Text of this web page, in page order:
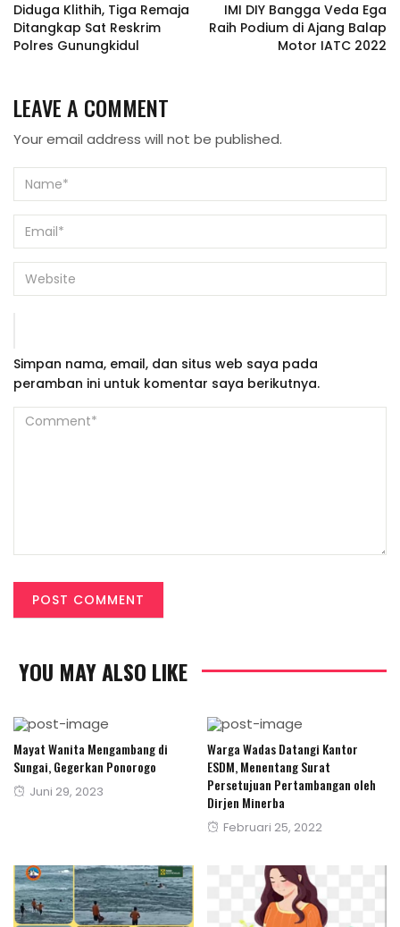
Diduga Klithih, Tiga Remaja
Ditangkap Sat Reskrim
Polres Gunungkidul
IMI DIY Bangga Veda Ega
Raih Podium di Ajang Balap
Motor IATC 2022
LEAVE A COMMENT
Your email address will not be published.
Simpan nama, email, dan situs web saya pada
peramban ini untuk komentar saya berikutnya.
YOU MAY ALSO LIKE
Mayat Wanita Mengambang di
Sungai, Gegerkan Ponorogo
Posted
Juni 29, 2023
Warga Wadas Datangi Kantor
ESDM, Menentang Surat
Persetujuan Pertambangan oleh
Dirjen Minerba
Posted
Februari 25, 2022